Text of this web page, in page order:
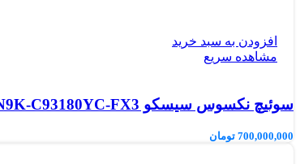
افزودن به سبد خرید
مشاهده سریع
سوئیچ نکسوس سیسکو N9K-C93180YC-FX3
700,000,000 تومان